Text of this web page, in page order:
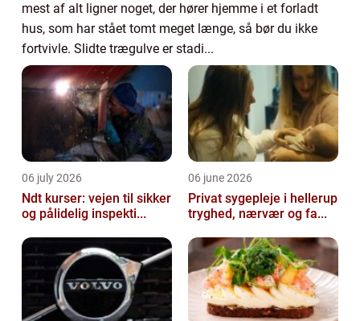
mest af alt ligner noget, der hører hjemme i et forladt
hus, som har stået tomt meget længe, så bør du ikke
fortvivle. Slidte trægulve er stadi...
06 july 2026
Ndt kurser: vejen til sikker
og pålidelig inspekti...
06 june 2026
Privat sygepleje i hellerup
tryghed, nærvær og fa...